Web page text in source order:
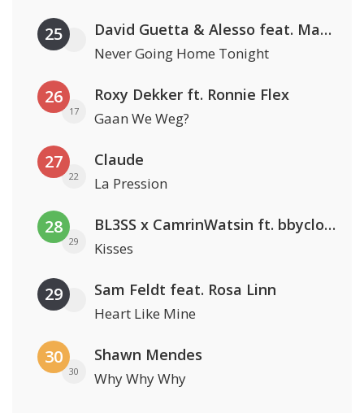
25 David Guetta & Alesso feat. Madison Love
Never Going Home Tonight
26
17
Roxy Dekker ft. Ronnie Flex
Gaan We Weg?
27
22
Claude
La Pression
28
29
BL3SS x CamrinWatsin ft. bbyclose
Kisses
29 Sam Feldt feat. Rosa Linn
Heart Like Mine
30
30
Shawn Mendes
Why Why Why